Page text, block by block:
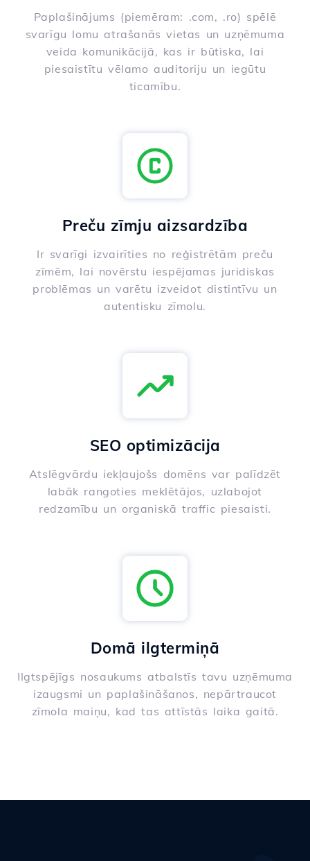
Paplašinājums (piemēram: .com, .ro) spēlē
svarīgu lomu atrašanās vietas un uzņēmuma
veida komunikācijā, kas ir būtiska, lai
piesaistītu vēlamo auditoriju un iegūtu
ticamību.
Preču zīmju aizsardzība
Ir svarīgi izvairīties no reģistrētām preču
zīmēm, lai novērstu iespējamas juridiskas
problēmas un varētu izveidot distintīvu un
autentisku zīmolu.
SEO optimizācija
Atslēgvārdu iekļaujošs domēns var palīdzēt
labāk rangoties meklētājos, uzlabojot
redzamību un organiskā traffic piesaisti.
Domā ilgtermiņā
Ilgtspējīgs nosaukums atbalstīs tavu uzņēmuma
izaugsmi un paplašināšanos, nepārtraucot
zīmola maiņu, kad tas attīstās laika gaitā.